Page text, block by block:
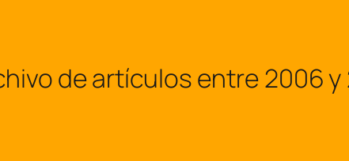
de artículos entre 2006 y